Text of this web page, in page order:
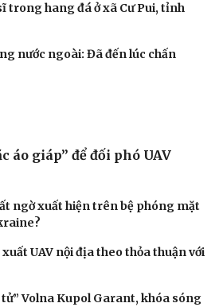
Câu chuyện thời sự
trong hang đá ở xã Cư Pui, tỉnh
nước ngoài: Đã đến lúc chấn
áo giáp” để đối phó UAV
ngờ xuất hiện trên bệ phóng mặt
UAV nội địa theo thỏa thuận với
Volna Kupol Garant, khóa sóng